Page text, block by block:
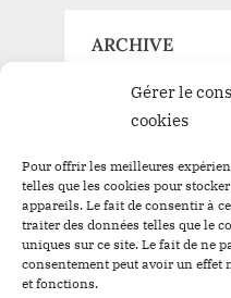
Gérer le
cookies
Pour offrir les meilleures
telles que les cookies pour
appareils. Le fait de consentir à
traiter des données telles que le
uniques sur ce site. Le fait de ne
consentement peut avoir un effet
et fonctions.
ARCHIVE
ARCHIVE
How can we help
Contact our